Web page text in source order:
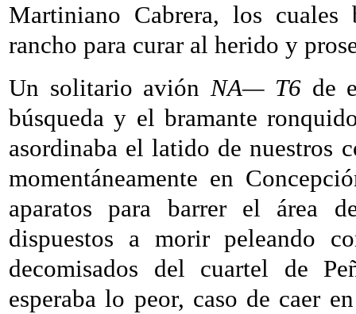
Martiniano Cabrera, los
rancho para curar al herido y
Un solitario aviónNA— T6 de
búsqueda y el bramante
asordinaba el latido de nuestros
momentáneamente en
aparatos para barrer el área
dispuestos a morir peleando
decomisados del cuartel de
esperaba lo peor, caso de caer